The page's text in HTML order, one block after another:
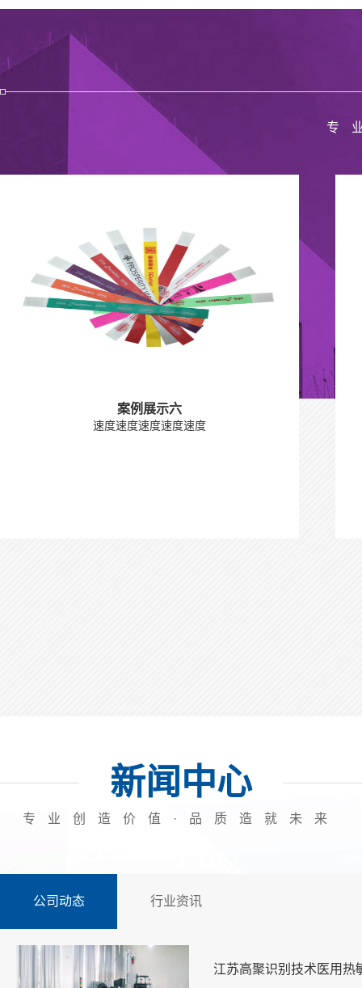
专
案例展示六
速度速度速度速度速度
案例展示三
新闻中心
专业创造价值·品质造就未来
公司动态 行业资讯
江苏高聚识别技术医用热